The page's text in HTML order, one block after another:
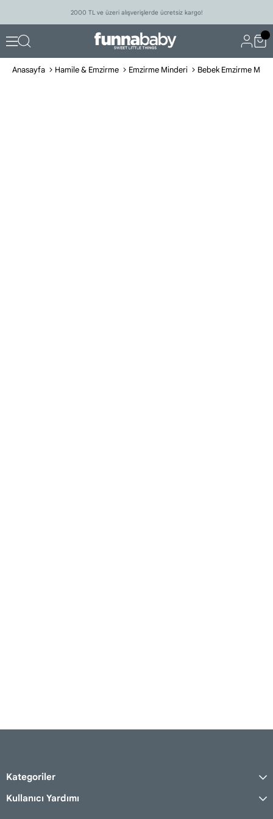
2000 TL ve üzeri alışverişlerde ücretsiz kargo!
Anasayfa Hamile & Emzirme Emzirme Minderi Bebek Emzirme
Kategoriler
Kullanıcı Yardımı